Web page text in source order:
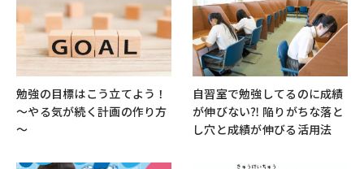
勉強の目標はこう立てよう！
～やる気が続く計画の作り方
～
自習室で勉強してるのに成績
が伸びない⁈ 陥りがちな落と
し穴と成績が伸びる活用法